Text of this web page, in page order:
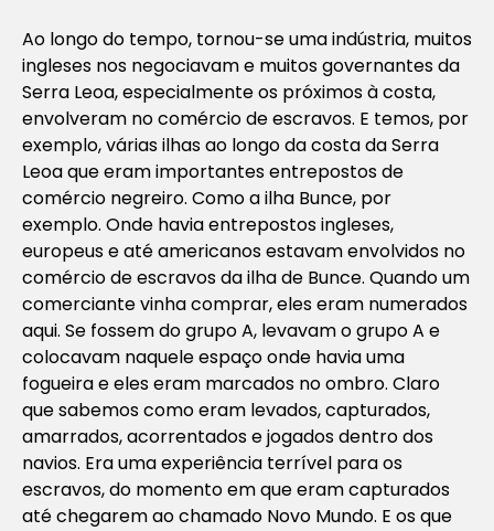
Ao longo do tempo, tornou-se uma indústria, muitos
ingleses nos negociavam e muitos governantes da
Serra Leoa, especialmente os próximos à costa,
envolveram no comércio de escravos. E temos, por
exemplo, várias ilhas ao longo da costa da Serra
Leoa que eram importantes entrepostos de
comércio negreiro. Como a ilha Bunce, por
exemplo. Onde havia entrepostos ingleses,
europeus e até americanos estavam envolvidos no
comércio de escravos da ilha de Bunce. Quando um
comerciante vinha comprar, eles eram numerados
aqui. Se fossem do grupo A, levavam o grupo A e
colocavam naquele espaço onde havia uma
fogueira e eles eram marcados no ombro. Claro
que sabemos como eram levados, capturados,
amarrados, acorrentados e jogados dentro dos
navios. Era uma experiência terrível para os
escravos, do momento em que eram capturados
até chegarem ao chamado Novo Mundo. E os que